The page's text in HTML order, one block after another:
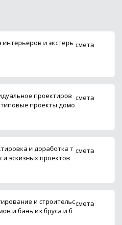
интерьеров и экстерь смета
проектиров
проекты домо
смета
и доработка т
и эскизных проектов
смета
и строительс
и бань из бруса и б
смета